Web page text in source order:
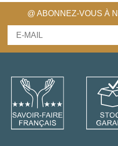
@ ABONNEZ-VOUS À